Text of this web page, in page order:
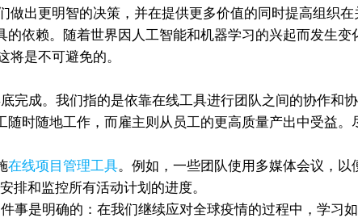
出更明智的决策，并在提供更多价值的同时提高组织在
依赖。随着世界因人工智能和机器学习的兴起而发生
是不可避免的。
成。我们指的是依靠在线工具进行团队之间的协作和
时随地工作，而雇主则从员工的更高质量产出中受益
在线项目管理工具。例如，一些团队使用多媒体会议，
排和监控所有活动计划的进度。
是明确的：在我们继续应对全球疫情的过程中，学习